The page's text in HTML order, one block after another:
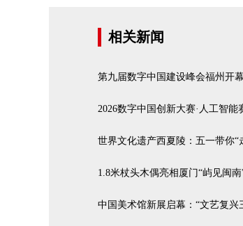
相关新闻
第九届数字中国建设峰会福州开
2026数字中国创新大赛·人工智
世界文化遗产西夏陵：五一带
1.8米杖头木偶亮相厦门“屿见闽
中国美术馆新展启幕：“文艺复兴